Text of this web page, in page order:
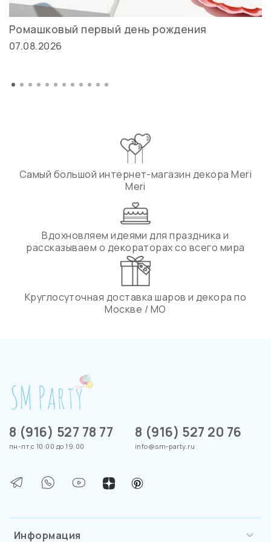
Ромашковый первый день рождения
07.08.2026
Самый большой интернет-магазин декора Meri
Meri
Вдохновляем идеями для праздника и
рассказываем о декораторах со всего мира
Круглосуточная доставка шаров и декора по
Москве / МО
Информация
8 (916) 527 78 77
пн-пт с 10:00 до 19:00
8 (916) 527 20 76
info@sm-party.ru